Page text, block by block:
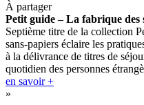
À partager
Petit guide – La fabrique des
Septième titre de la collection
sans-papiers éclaire les
à la délivrance de titres de
quotidien des personnes
en savoir +
»